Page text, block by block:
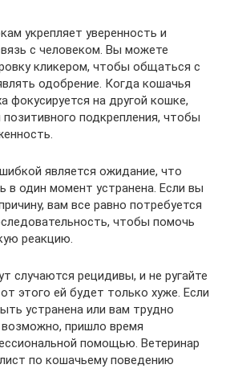
укрепляет уверенность и
с человеком. Вы можете
кликером, чтобы общаться с
одобрение. Когда кошачья
фокусируется на другой кошке,
позитивного подкрепления, чтобы
является ожидание, что
в один момент устранена. Если вы
вам все равно потребуется
чтобы помочь
реакцию.
случаются рецидивы, и не ругайте
этого ей будет только хуже. Если
устранена или вам трудно
возможно, пришло время
помощью. Ветеринар
по кошачьему поведению